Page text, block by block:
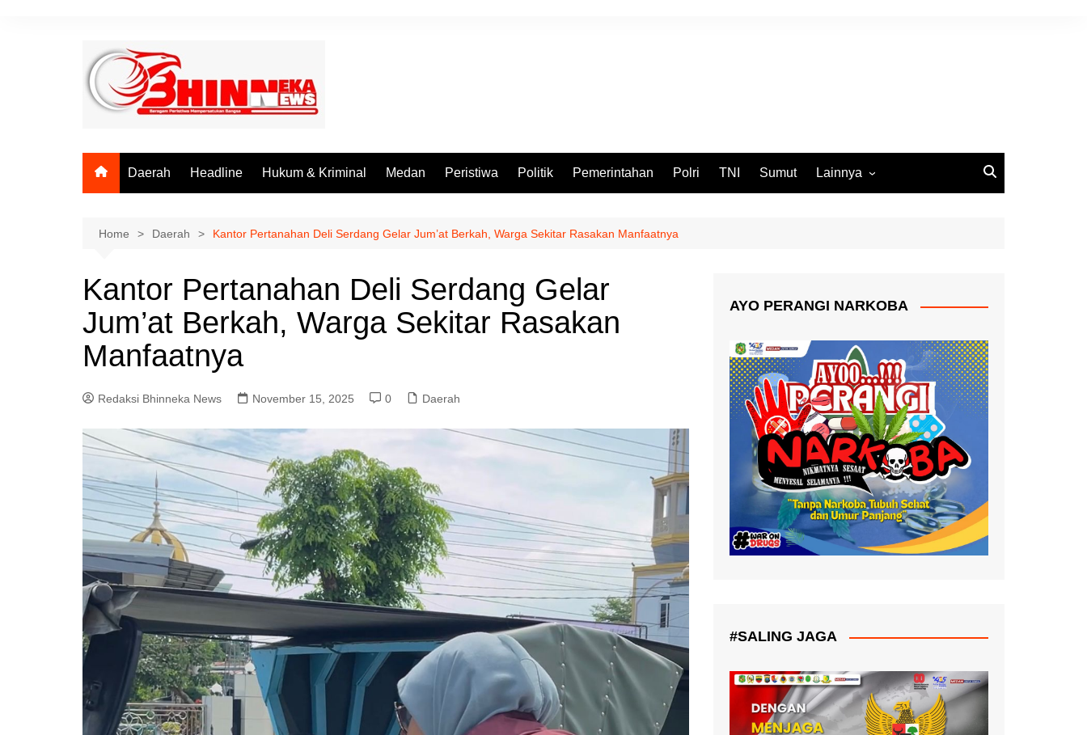
Daerah Headline Hukum & Kriminal Medan Peristiwa Politik Pemerintahan Polri TNI Sumut Lainnya
Home Daerah Kantor Pertanahan Deli Serdang Gelar Jum’at Berkah, Warga Sekitar Rasakan Manfaatnya
Kantor Pertanahan Deli Serdang Gelar
Jum’at Berkah, Warga Sekitar Rasakan
Manfaatnya
Redaksi Bhinneka News November 15, 2025 0 Daerah
AYO PERANGI NARKOBA
#SALING JAGA